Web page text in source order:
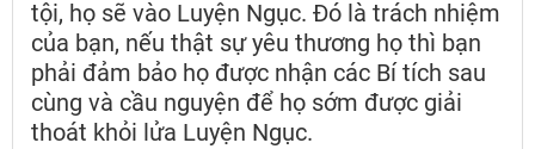
tội, họ sẽ vào Luyện Ngục. Đó là trách nhiệm
của bạn, nếu thật sự yêu thương họ thì bạn
phải đảm bảo họ được nhận các Bí tích sau
cùng và cầu nguyện để họ sớm được giải
thoát khỏi lửa Luyện Ngục.